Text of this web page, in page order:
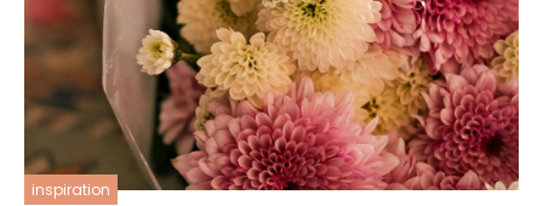
inspiration